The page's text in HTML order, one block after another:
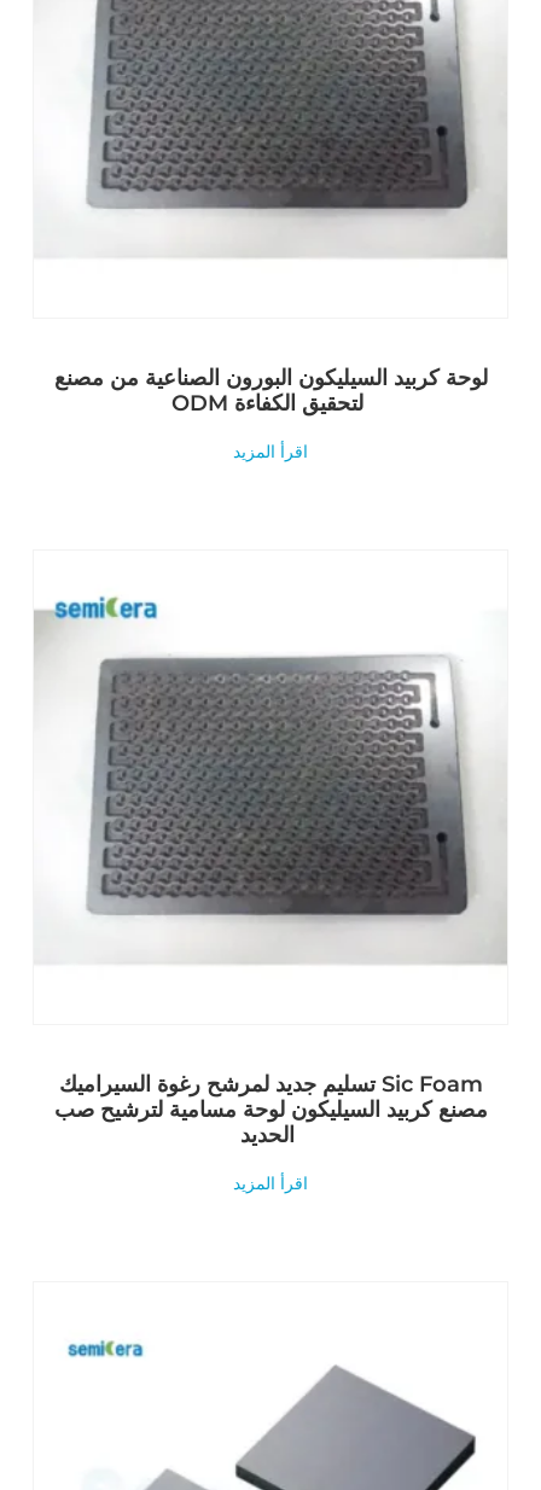
لوحة كربيد السيليكون البورون الصناعية من مصنع
اقرأ المزيد
تسليم جديد لمرشح رغوة السيراميك Sic Foam
مصنع كربيد السيليكون لوحة مسامية لترشيح صب
اقرأ المزيد